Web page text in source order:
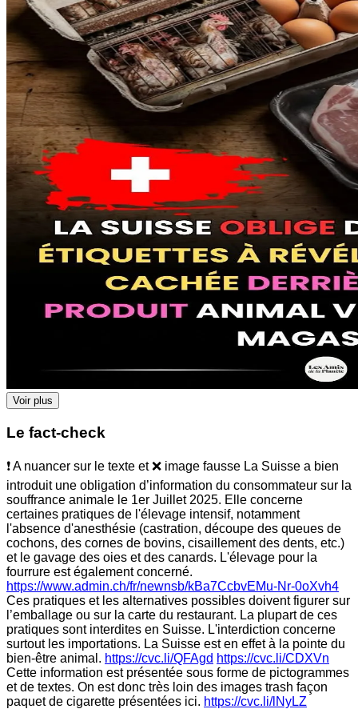
Voir plus
Le fact-check
❗ A nuancer sur le texte et ❌ image fausse La Suisse a bien
introduit une obligation d’information du consommateur sur la
souffrance animale le 1er Juillet 2025. Elle concerne
certaines pratiques de l'élevage intensif, notamment
l'absence d'anesthésie (castration, découpe des queues de
cochons, des cornes de bovins, cisaillement des dents, etc.)
et le gavage des oies et des canards. L'élevage pour la
fourrure est également concerné.
https://www.admin.ch/fr/newnsb/kBa7CcbvEMu-Nr-0oXvh4
Ces pratiques et les alternatives possibles doivent figurer sur
l’emballage ou sur la carte du restaurant. La plupart de ces
pratiques sont interdites en Suisse. L'interdiction concerne
surtout les importations. La Suisse est en effet à la pointe du
bien-être animal. https://cvc.li/QFAgd https://cvc.li/CDXVn
Cette information est présentée sous forme de pictogrammes
et de textes. On est donc très loin des images trash façon
paquet de cigarette présentées ici. https://cvc.li/lNyLZ